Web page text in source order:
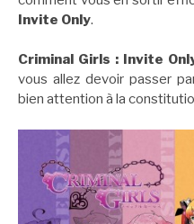
Invite Only.
Criminal Girls : Invite
vous allez devoir passer
bien attention à la